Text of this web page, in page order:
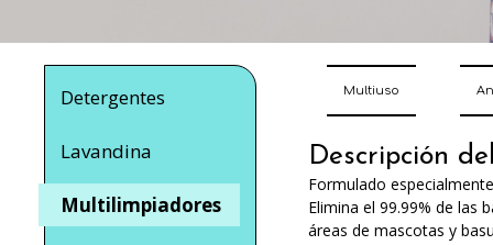
Detergentes
Lavandina
Multilimpiadores
Multiuso
Descripción
Formulado
Elimina el 99.99% de las
áreas de mascotas y